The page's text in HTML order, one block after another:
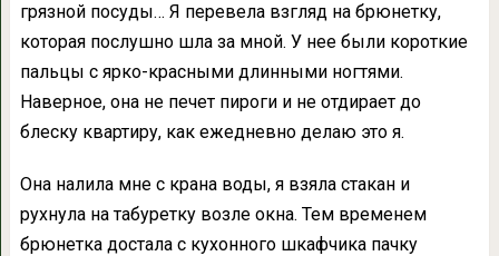
грязной посуды… Я перевела взгляд на брюнетку,
которая послушно шла за мной. У нее были короткие
пальцы с ярко-красными длинными ногтями.
Наверное, она не печет пироги и не отдирает до
блеску квартиру, как ежедневно делаю это я.
Она налила мне с крана воды, я взяла стакан и
рухнула на табуретку возле окна. Тем временем
брюнетка достала с кухонного шкафчика пачку